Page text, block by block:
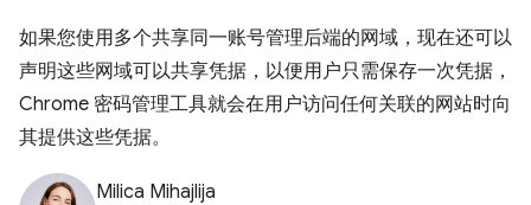
如果您使用多个共享同一账号管理后端的网域，现在还可以
声明这些网域可以共享凭据，以便用户只需保存一次凭据，
Chrome 密码管理工具就会在用户访问任何关联的网站时向
其提供这些凭据。
Milica Mihajlija